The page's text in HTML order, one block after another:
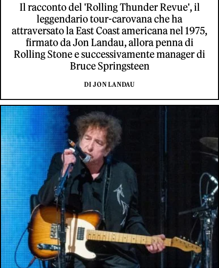
Il racconto del 'Rolling Thunder Revue', il
leggendario tour-carovana che ha
attraversato la East Coast americana nel 1975,
firmato da Jon Landau, allora penna di
Rolling Stone e successivamente manager di
Bruce Springsteen
DI JON LANDAU